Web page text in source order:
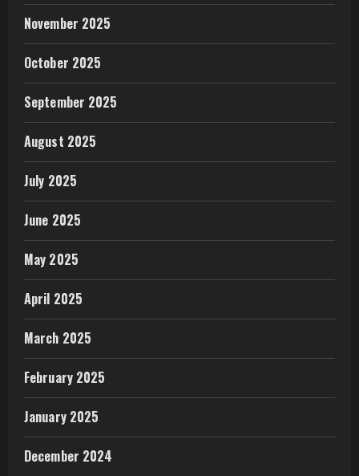
November 2025
October 2025
September 2025
August 2025
July 2025
June 2025
May 2025
April 2025
March 2025
February 2025
January 2025
December 2024